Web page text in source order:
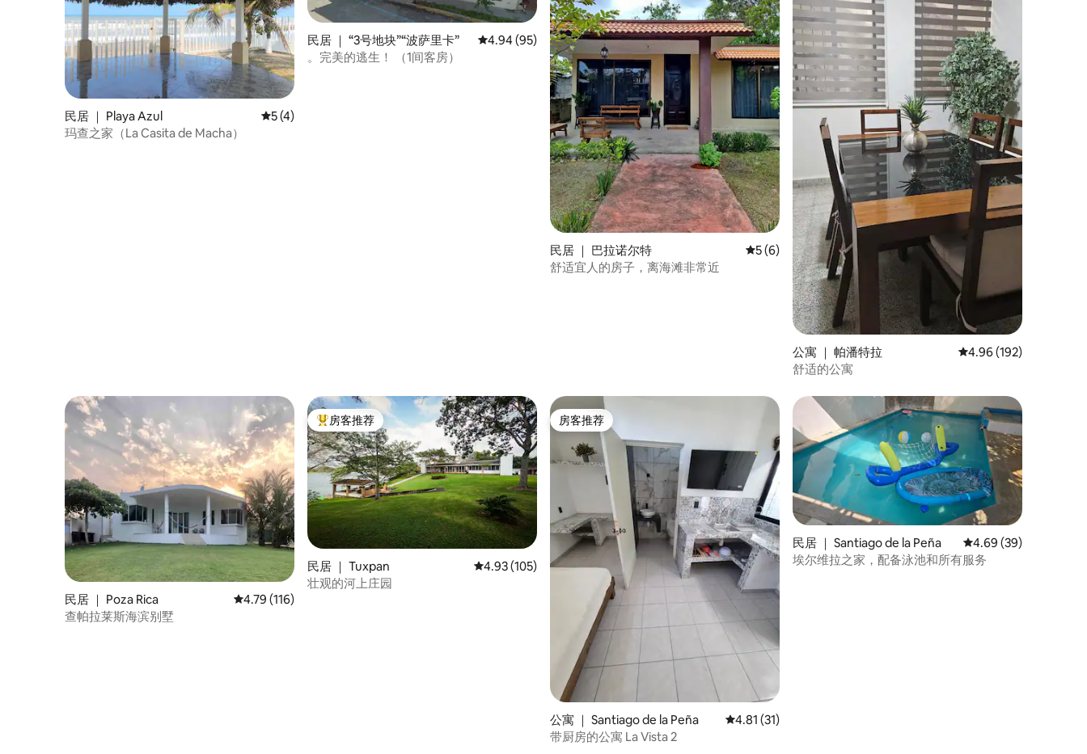
民居 ｜ Playa Azul 平均评分 5 分（满分 5 分），共 4 条评价
5 (4)
玛查之家（La Casita de Macha）
民居 ｜ “3号地块”“波萨里卡” 平均评分 4.94 分（满分 5 分），共 95 条评价
4.94 (95)
。完美的逃生！ （1间客房）
民居 ｜ 巴拉诺尔特 平均评分 5 分（满分 5 分），共 6 条评价
5 (6)
舒适宜人的房子，离海滩非常近
公寓 ｜ 帕潘特拉 平均评分 4.96 分（满
4.96 (192)
舒适的公寓
民居 ｜ Poza Rica 平均评分 4.79 分（满分 5 分），共 116 条评价
4.79 (116)
查帕拉莱斯海滨别墅
热门「房客推荐」
房客推荐
民居 ｜ Tuxpan 平均评分 4.93 分（满分 5 分），共 105 条评价
4.93 (105)
壮观的河上庄园
房客推荐
房客推荐
公寓 ｜ Santiago de la Peña 平均评分 4.81 分（满分 5 分），共 31 条评价
4.81 (31)
带厨房的公寓 La Vista 2
民居 ｜ Santiago de la Peña 平均评分 4.69 分（满
4.69 (39)
埃尔维拉之家，配备泳池和所有服务